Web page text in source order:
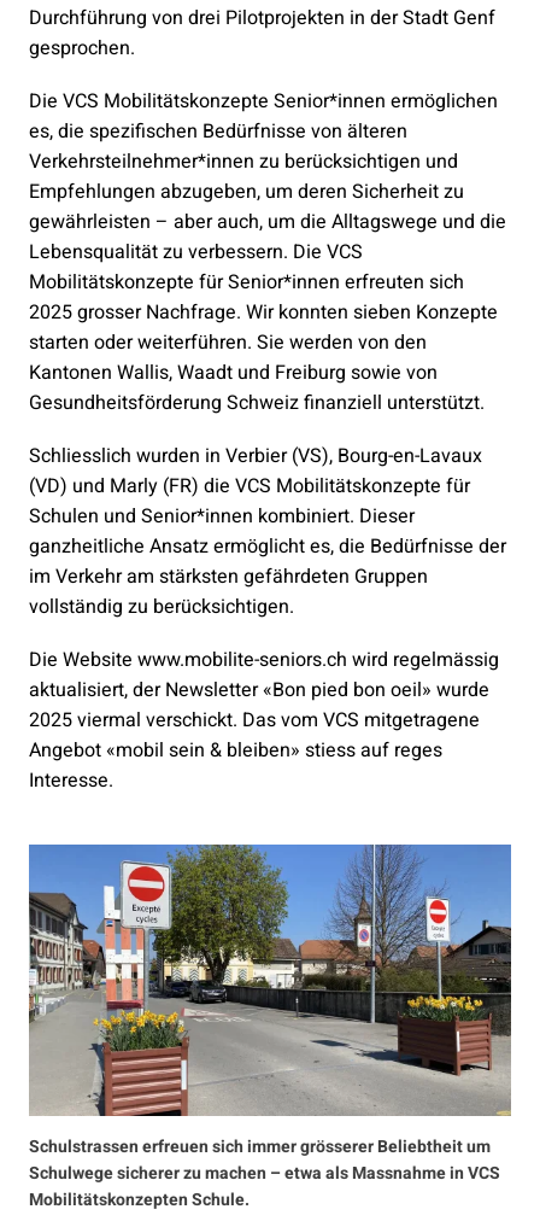
Durchführung von drei Pilotprojekten in der Stadt Genf
gesprochen.
Die VCS Mobilitätskonzepte Senior*innen ermöglichen
es, die spezifischen Bedürfnisse von älteren
Verkehrsteilnehmer*innen zu berücksichtigen und
Empfehlungen abzugeben, um deren Sicherheit zu
gewährleisten – aber auch, um die Alltagswege und die
Lebensqualität zu verbessern. Die VCS
Mobilitätskonzepte für Senior*innen erfreuten sich
2025 grosser Nachfrage. Wir konnten sieben Konzepte
starten oder weiterführen. Sie werden von den
Kantonen Wallis, Waadt und Freiburg sowie von
Gesundheitsförderung Schweiz finanziell unterstützt.
Schliesslich wurden in Verbier (VS), Bourg-en-Lavaux
(VD) und Marly (FR) die VCS Mobilitätskonzepte für
Schulen und Senior*innen kombiniert. Dieser
ganzheitliche Ansatz ermöglicht es, die Bedürfnisse der
im Verkehr am stärksten gefährdeten Gruppen
vollständig zu berücksichtigen.
Die Website www.mobilite-seniors.ch wird regelmässig
aktualisiert, der Newsletter «Bon pied bon oeil» wurde
2025 viermal verschickt. Das vom VCS mitgetragene
Angebot «mobil sein & bleiben» stiess auf reges
Interesse.
Schulstrassen erfreuen sich immer grösserer Beliebtheit um
Schulwege sicherer zu machen – etwa als Massnahme in VCS
Mobilitätskonzepten Schule.